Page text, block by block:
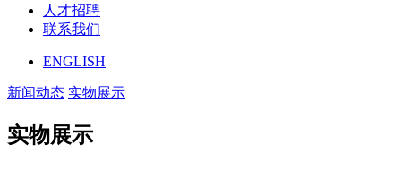
人才招聘
联系我们
ENGLISH
新闻动态 实物展示
实物展示